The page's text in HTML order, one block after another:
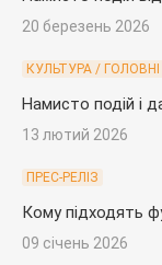
20 березень 2026
КУЛЬТУРА /
Намисто подій і
13 лютий 2026
ПРЕС-РЕЛІЗ
Кому підходять
09 січень 2026